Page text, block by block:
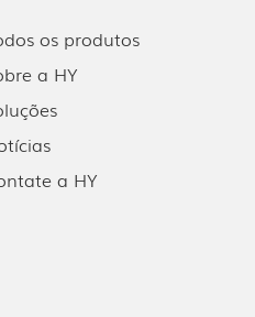
os produtos
a HY
a HY